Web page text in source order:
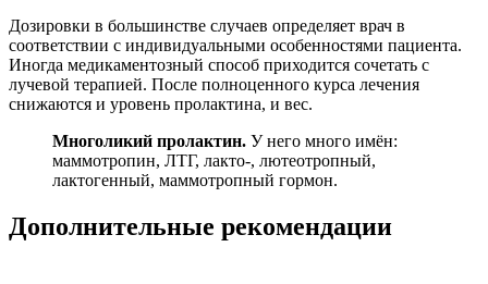
Дозировки в большинстве случаев определяет врач в
соответствии с индивидуальными особенностями пациента.
Иногда медикаментозный способ приходится сочетать с
лучевой терапией. После полноценного курса лечения
снижаются и уровень пролактина, и вес.
Многоликий пролактин. У него много имён:
маммотропин, ЛТГ, лакто-, лютеотропный,
лактогенный, маммотропный гормон.
Дополнительные рекомендации